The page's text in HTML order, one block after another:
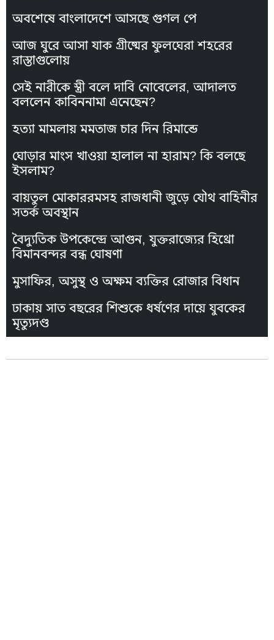
অবশেষে বাংলাদেশে আসছে গুগল পে
আজ ঘুরে আসা যাক গ্রীষ্মের ফুলঘেরা শহরের
রাস্তাগুলোয়
সেই নারীকে স্ত্রী বলে দাবি নোবেলের, আদালত
বললেন কাবিননামা এনেছেন?
হত্যা মামলায় মমতাজ চার দিন রিমান্ডে
ঘোড়ার মাংস খাওয়া হালাল না হারাম? কি বলছে
ইসলাম?
বায়তুল মোকাররমসহ রাজধানী জুড়ে যৌথ বাহিনীর
সতর্ক অবস্থান
বৈদ্যুতিক উপকেন্দ্রে আগুন, যুক্তরাজ্যের হিথ্রো
বিমানবন্দর বন্ধ ঘোষণা
মুসাফির, অসুস্থ ও অক্ষম ব্যক্তির রোজার বিধান
ঢাকায় সাত বছরের শিশুকে ধর্ষণের দায়ে যুবকের
মৃত্যুদণ্ড